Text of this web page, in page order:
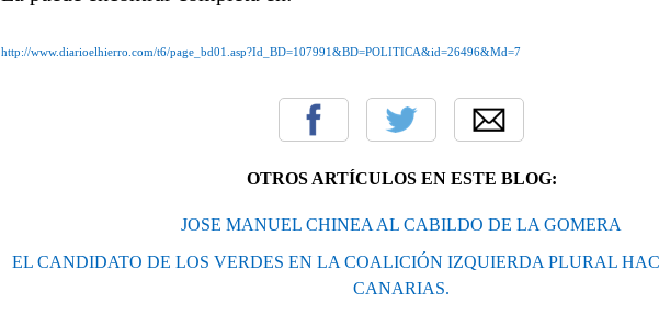
http://www.diarioelhierro.com/t6/page_bd01.asp?Id_BD=107991&BD=POLITICA&id=26496&Md=7
OTROS ARTÍCULOS EN ESTE BLOG:
JOSE MANUEL CHINEA AL CABILDO DE LA GOMERA
EL CANDIDATO DE LOS VERDES EN LA COALICIÓN IZQUIERDA PLURAL
CANARIAS.